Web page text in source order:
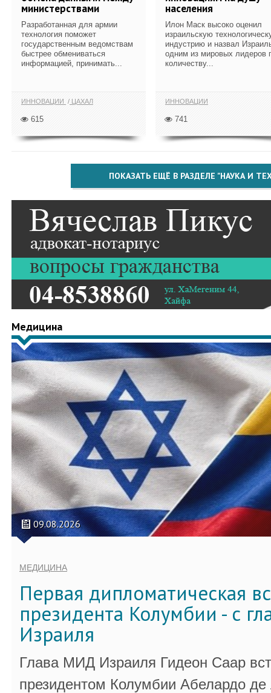
министерствами
Разработанная для армии
технология поможет
государственным ведомствам
быстрее обмениваться
информацией, принимать...
ИННОВАЦИИ ЦАХАЛ
615
населения
Илон Маск высоко оценил
израильскую
индустрию и назвал
одним из мировых лидеров
количеству...
ИННОВАЦИИ
741
ПОКАЗАТЬ ЕЩЁ В РАЗДЕЛЕ "НАУКА И
Медицина
09.08.2026
МЕДИЦИНА
Первая дипломатическая
президента Колумбии - с
Израиля
Глава МИД Израиля Гидеон Саар
президентом Колумбии Абелардо